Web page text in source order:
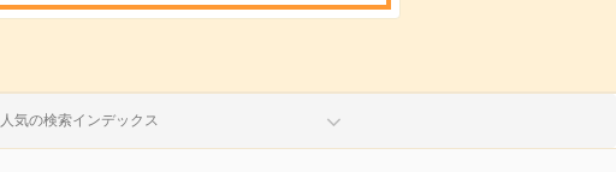
人気の検索インデックス